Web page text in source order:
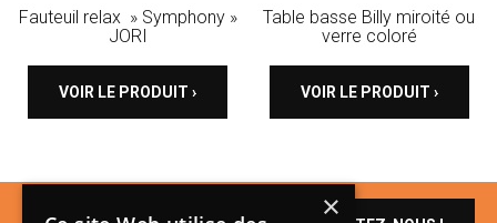
Fauteuil relax » Symphony »
JORI
VOIR LE PRODUIT ›
Table basse Billy miroité ou
verre coloré
VOIR LE PRODUIT ›
Un produit vous
×